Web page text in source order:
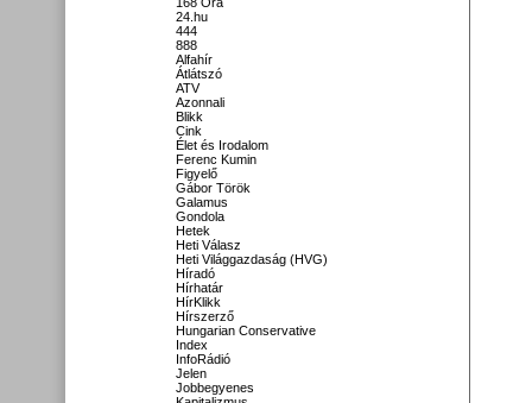
24.hu
444
888
Alfahír
Átlátszó
ATV
Azonnali
Blikk
Cink
Élet és Irodalom
Ferenc Kumin
Figyelő
Gábor Török
Galamus
Gondola
Hetek
Heti Válasz
Heti Világgazdaság (HVG)
Híradó
Hírhatár
HírKlikk
Hírszerző
Hungarian Conservative
Index
InfoRádió
Jelen
Jobbegyenes